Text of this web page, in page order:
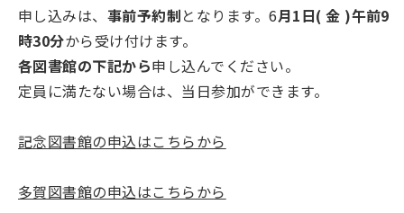
申し込みは、 事前予約制となります。6月1日( 金 )午前9
時30分から受け付けます。
各図書館の下記から申し込んでください。
定員に満たない場合は、当日参加ができます。
記念図書館の申込はこちらから
多賀図書館の申込はこちらから